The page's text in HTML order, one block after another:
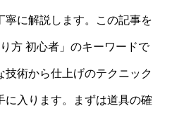
寧に解説します。この記事を
方 初心者」のキーワードで
術から仕上げのテクニック
に入ります。まずは道具の確